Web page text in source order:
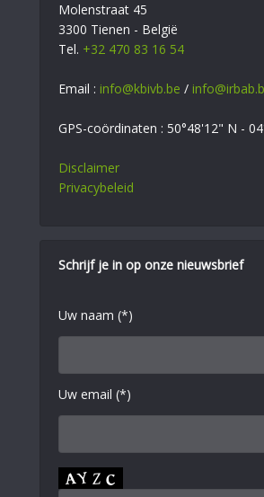
Molenstraat 45
3300 Tienen - België
Tel. +32 470 83 16 54
Email : info@kbivb.be /
GPS-coördinaten : 50°48'12" N -
Disclaimer
Privacybeleid
Schrijf je in op onze nieuwsbrief
Uw naam (*)
Uw email (*)